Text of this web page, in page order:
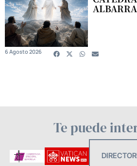
6 Agosto 2026
Te puede